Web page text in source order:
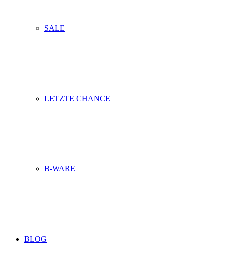
SALE
LETZTE CHANCE
B-WARE
BLOG